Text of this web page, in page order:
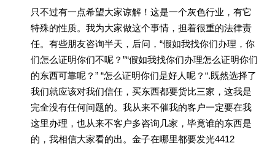
只不过有一点希望大家谅解！这是一个灰色行业，有它
特殊的性质。我为大家做这个事情，担着很重的法律责
任。有些朋友咨询半天，后问，“假如我找你们办理，你
们怎么证明你们不呢？”“假如我找你们办理怎么证明你们
的东西可靠呢？” “怎么证明你们是好人呢？“.既然选择了
我们就应该对我们信任，买东西都要货比三家，这我是
完全没有任何问题的。我从来不催我的客户一定要在我
这里办理，也从来不客户多咨询几家，毕竟谁的东西是
的，我相信大家看的出。金子在哪里都要发光4412